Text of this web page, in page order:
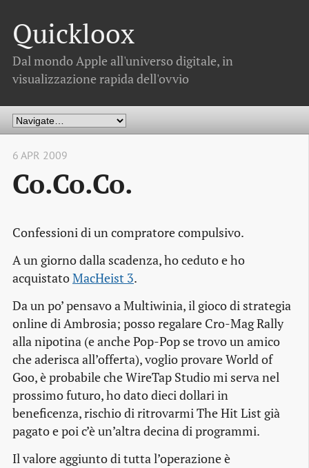
Quickloox
Dal mondo Apple all'universo digitale, in
visualizzazione rapida dell'ovvio
6 APR 2009
Co.Co.Co.
Confessioni di un compratore compulsivo.
A un giorno dalla scadenza, ho ceduto e ho
acquistatoMacHeist 3.
Da un po’ pensavo a Multiwinia, il gioco di strategia
online di Ambrosia; posso regalare Cro-Mag Rally
alla nipotina (e anche Pop-Pop se trovo un amico
che aderisca all’offerta), voglio provare World of
Goo, è probabile che WireTap Studio mi serva nel
prossimo futuro, ho dato dieci dollari in
beneficenza, rischio di ritrovarmi The Hit List già
pagato e poi c’è un’altra decina di programmi.
Il valore aggiunto di tutta l’operazione è